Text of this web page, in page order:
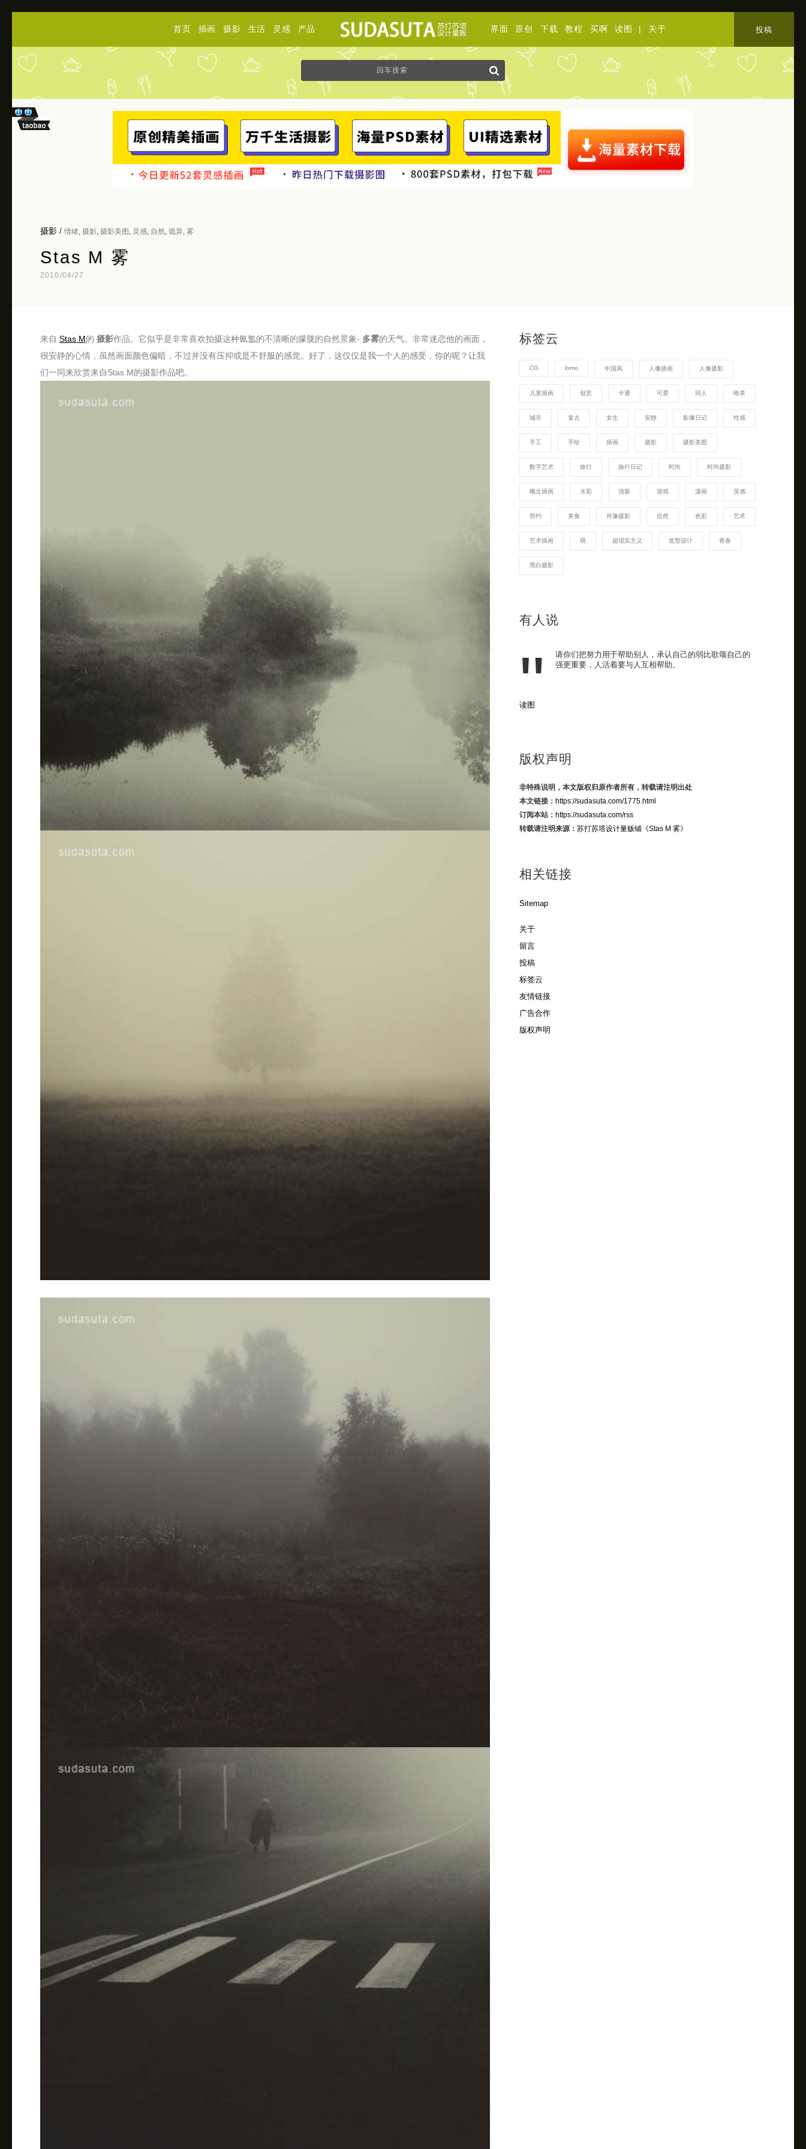
首页 插画 摄影 生活 灵感 产品 界面 原创 下载 教程 买啊 读图 | 关于 投稿
摄影 / 情绪 摄影 摄影美图 灵感 自然 诡异 雾
Stas M 雾
2010/04/27
来自 Stas M的 摄影作品。它似乎是非常喜欢拍摄这种氤氲的不清晰的朦胧的自然景象- 多雾的天气。非常迷恋他的画面，
很安静的心情，虽然画面颜色偏暗，不过并没有压抑或是不舒服的感觉。好了，这仅仅是我一个人的感受，你的呢？让我
们一同来欣赏来自Stas M的摄影作品吧。
标签云
CG lomo 中国风 人像插画 人像摄影
儿童插画 创意 卡通 可爱 同人 唯美
城市 复古 女生 安静 影像日记 性感
手工 手绘 插画 摄影 摄影美图
数字艺术 旅行 旅行日记 时尚 时尚摄影
概念插画 水彩 清新 游戏 漫画 灵感
简约 美食 肖像摄影 自然 色彩 艺术
艺术插画 萌 超现实主义 造型设计 青春
黑白摄影
有人说
请你们把努力用于帮助别人，承认自己的弱比歌颂自己的
强更重要，人活着要与人互相帮助。
读图
版权声明
非特殊说明，本文版权归原作者所有，转载请注明出处
本文链接： https://sudasuta.com/1775.html
订阅本站： https://sudasuta.com/rss
转载请注明来源： 苏打苏塔设计量贩铺《Stas M 雾》
相关链接
Sitemap
关于
留言
投稿
标签云
友情链接
广告合作
版权声明